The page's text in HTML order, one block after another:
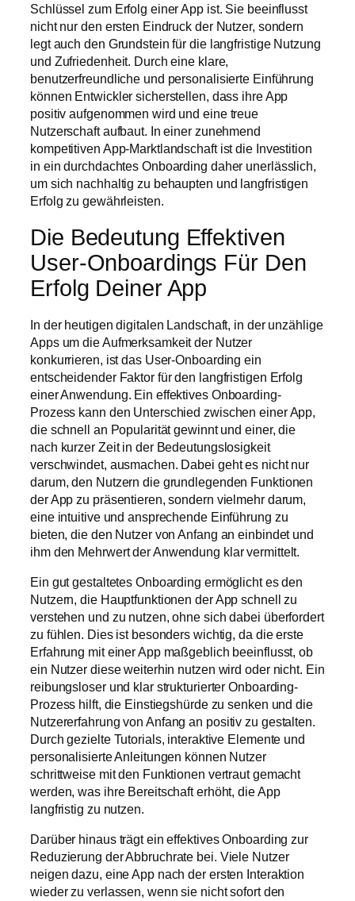
Schlüssel zum Erfolg einer App ist. Sie beeinflusst
nicht nur den ersten Eindruck der Nutzer, sondern
legt auch den Grundstein für die langfristige Nutzung
und Zufriedenheit. Durch eine klare,
benutzerfreundliche und personalisierte Einführung
können Entwickler sicherstellen, dass ihre App
positiv aufgenommen wird und eine treue
Nutzerschaft aufbaut. In einer zunehmend
kompetitiven App-Marktlandschaft ist die Investition
in ein durchdachtes Onboarding daher unerlässlich,
um sich nachhaltig zu behaupten und langfristigen
Erfolg zu gewährleisten.
Die Bedeutung Effektiven
User-Onboardings Für Den
Erfolg Deiner App
In der heutigen digitalen Landschaft, in der unzählige
Apps um die Aufmerksamkeit der Nutzer
konkurrieren, ist das User-Onboarding ein
entscheidender Faktor für den langfristigen Erfolg
einer Anwendung. Ein effektives Onboarding-
Prozess kann den Unterschied zwischen einer App,
die schnell an Popularität gewinnt und einer, die
nach kurzer Zeit in der Bedeutungslosigkeit
verschwindet, ausmachen. Dabei geht es nicht nur
darum, den Nutzern die grundlegenden Funktionen
der App zu präsentieren, sondern vielmehr darum,
eine intuitive und ansprechende Einführung zu
bieten, die den Nutzer von Anfang an einbindet und
ihm den Mehrwert der Anwendung klar vermittelt.
Ein gut gestaltetes Onboarding ermöglicht es den
Nutzern, die Hauptfunktionen der App schnell zu
verstehen und zu nutzen, ohne sich dabei überfordert
zu fühlen. Dies ist besonders wichtig, da die erste
Erfahrung mit einer App maßgeblich beeinflusst, ob
ein Nutzer diese weiterhin nutzen wird oder nicht. Ein
reibungsloser und klar strukturierter Onboarding-
Prozess hilft, die Einstiegshürde zu senken und die
Nutzererfahrung von Anfang an positiv zu gestalten.
Durch gezielte Tutorials, interaktive Elemente und
personalisierte Anleitungen können Nutzer
schrittweise mit den Funktionen vertraut gemacht
werden, was ihre Bereitschaft erhöht, die App
langfristig zu nutzen.
Darüber hinaus trägt ein effektives Onboarding zur
Reduzierung der Abbruchrate bei. Viele Nutzer
neigen dazu, eine App nach der ersten Interaktion
wieder zu verlassen, wenn sie nicht sofort den